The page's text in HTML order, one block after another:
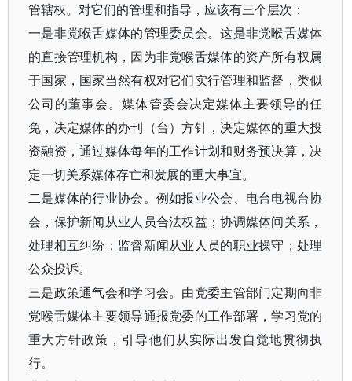
管辖权。对它们的管理和指导，应该有三个层次：
一是非党喉舌媒体的管理委员会。这是非党喉舌媒体
的直接管理机构，因为非党喉舌媒体的资产所有权属
于国家，国家当然有权对它们实行管理和监督，类似
公司的董事会。媒体管委会决定媒体主要领导的任
免，决定媒体的办刊（台）方针，决定媒体的重大投
资融资，通过媒体每年的工作计划和财务预决算，决
定一切关系媒体存亡和发展的重大事宜。
二是媒体的行业协会。例如报业公会、电台电视台协
会，保护新闻从业人员合法权益；协调媒体间关系，
处理相互纠纷；监督新闻从业人员的职业操守；处理
公众投诉。
三是政策通气会和学习会。由党委主管部门定期向非
党喉舌媒体主要领导通报党委的工作部署，学习党的
重大方针政策，引导他们从实际出发自觉地贯彻执
行。